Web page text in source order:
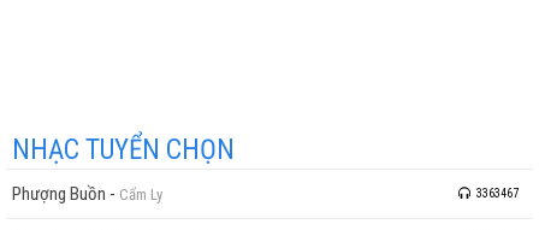
NHẠC TUYỂN CHỌN
Phượng Buồn - Cẩm Ly 3363467